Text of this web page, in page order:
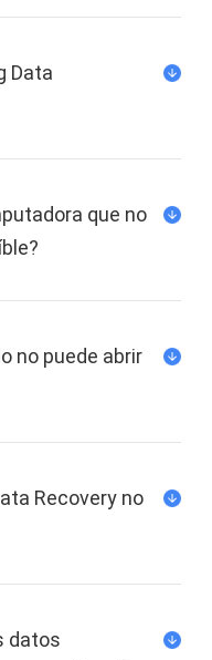
Data
que no
no puede abrir
Recovery no
datos